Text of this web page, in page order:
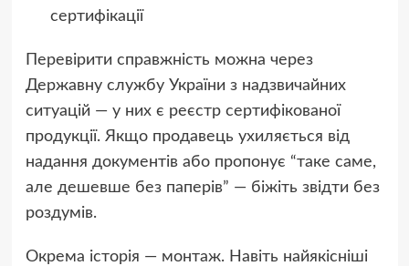
сертифікації
Перевірити справжність можна через
Державну службу України з надзвичайних
ситуацій — у них є реєстр сертифікованої
продукції. Якщо продавець ухиляється від
надання документів або пропонує “таке саме,
але дешевше без паперів” — біжіть звідти без
роздумів.
Окрема історія — монтаж. Навіть найякісніші